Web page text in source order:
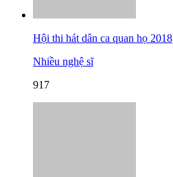
Hội thi hát dân ca quan họ 2018
Nhiều nghệ sĩ
917